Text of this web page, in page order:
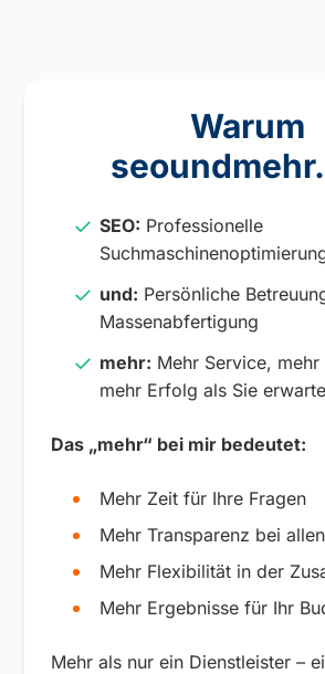
Warum
SEO: Professionelle
und: Persönliche
Massenabfertigung
mehr: Mehr Service, mehr
mehr Erfolg als Sie
Das „mehr“ bei mir bedeutet:
Mehr Zeit für Ihre Fragen
Mehr Transparenz bei
Mehr Flexibilität in der
Mehr Ergebnisse für Ihr
Mehr als nur ein Dienstleister –